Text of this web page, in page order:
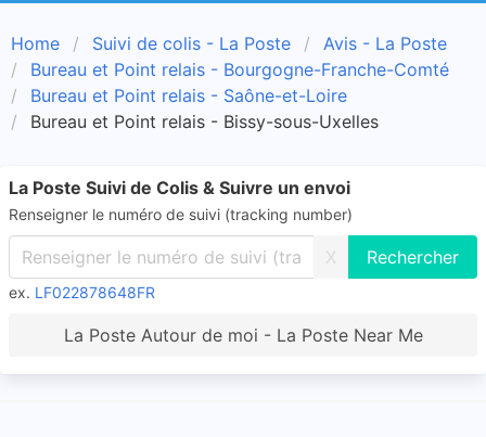
Home Suivi de colis - La Poste
Avis - La Poste
Bureau et Point relais - Bourgogne-Franche-Comté
Bureau et Point relais - Saône-et-Loire
Bureau et Point relais - Bissy-sous-Uxelles
La Poste Suivi de Colis & Suivre un envoi
Renseigner le numéro de suivi (tracking number)
X
ex. LF022878648FR
La Poste Autour de moi - La Poste Near Me